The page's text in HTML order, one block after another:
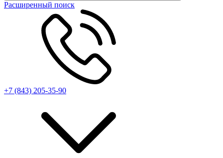
Расширенный поиск
+7 (843) 205-35-90